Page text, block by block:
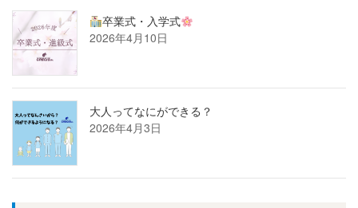
卒業式・入学式
2026年4月10日
大人ってなにができる？
2026年4月3日